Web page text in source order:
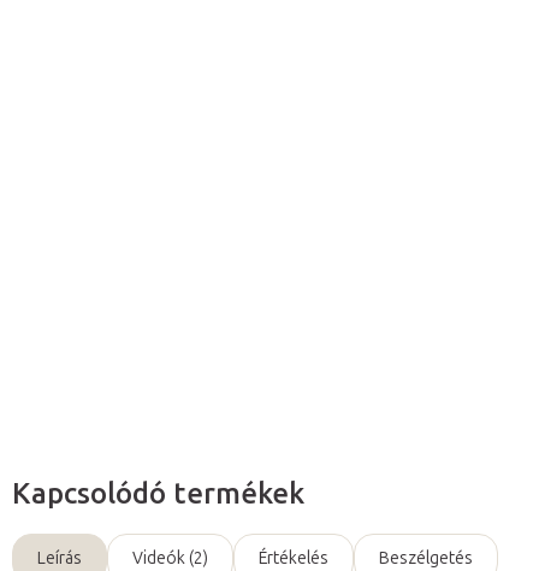
Kapcsolódó termékek
Leírás Videók (2) Értékelés Beszélgetés